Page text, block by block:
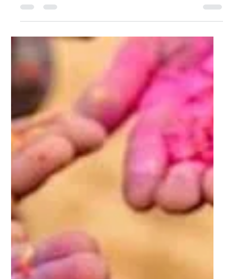
il y a 2 jours
6 min de lecture
Comment choisir une formation massage
bien être sur Montpellier ?
Comment choisir une formation massage bien être sur Montpellier
?